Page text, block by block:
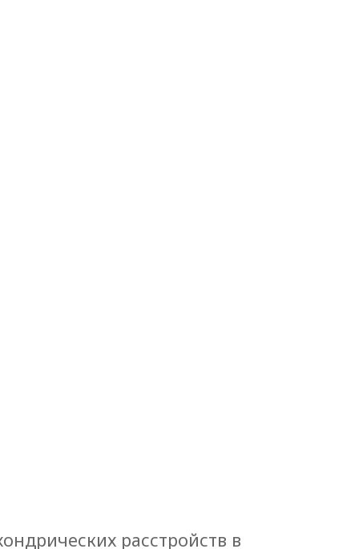
расстройств в